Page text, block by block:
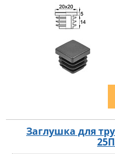
Заглушка для